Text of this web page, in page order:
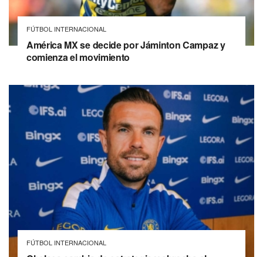
FÚTBOL INTERNACIONAL
América MX se decide por Jáminton Campaz y
comienza el movimiento
FÚTBOL INTERNACIONAL